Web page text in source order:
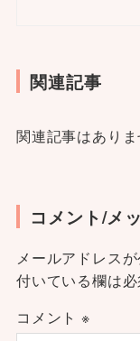
関連記事
関連記事はありま
コメント/メ
メールアドレス
付いている欄は
コメント ※